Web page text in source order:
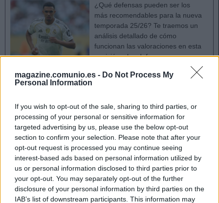
magazine.comunio.es - Do Not Process My
Personal Information
If you wish to opt-out of the sale, sharing to third parties, or
processing of your personal or sensitive information for
targeted advertising by us, please use the below opt-out
section to confirm your selection. Please note that after your
opt-out request is processed you may continue seeing
interest-based ads based on personal information utilized by
us or personal information disclosed to third parties prior to
your opt-out. You may separately opt-out of the further
disclosure of your personal information by third parties on the
IAB’s list of downstream participants. This information may
¿Qué defensas pueden ser los
más recomendables para la nueva
temporada 25/26? Te traemos un
análisis detallado de cómo
funcionan las valoraciones en esta
posición y los defensores con
Thomas Partey (Villarreal, centrocampista,
2.000.000)
El Villarreal ha incorporado por una temporada al
centrocampista ghanés, quien se encontraba sin equipo tras
acabar su vinculación con el Arsenal el pasado 30 de junio.
Thomas puso fin a cinco temporadas en los ‘Gunners’, club
al que llegó en octubre de 2020 tras pagar al Atlético de
Madrid 50 millones de euros. Anteriormente jugó cinco